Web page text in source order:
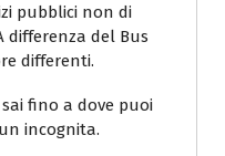
pubblici non di
differenza del Bus
differenti.
fino a dove puoi
incognita.